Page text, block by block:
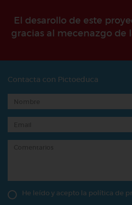
El desarollo de este
gracias al mecenazgo de
Contacta con Pictoeduca
He leído y acepto la política de